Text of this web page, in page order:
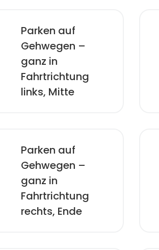
Parken auf
Gehwegen –
ganz in
Fahrtrichtung
links, Mitte
Parken auf
Gehwegen –
ganz in
Fahrtrichtung
rechts, Ende